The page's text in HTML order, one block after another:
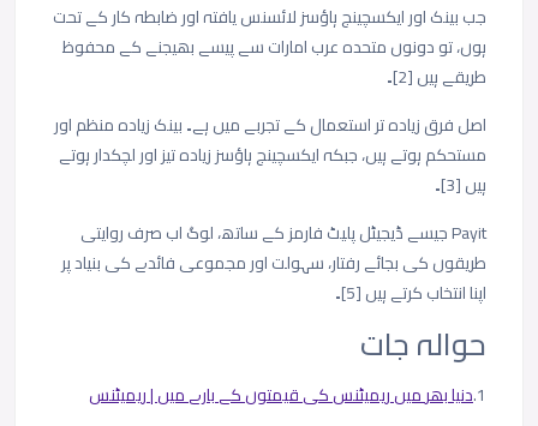
جببینکاورایکسچینجہاؤسزلائسنسیافتہاورضابطہکارکےتحت
ہوں،تودونوںمتحدہعرباماراتسےپیسےبھیجنےکےمحفوظ
طریقےہیں[2] ۔
اصلفرقزیادہتراستعمالکےتجربےمیںہے۔بینکزیادہمنظماور
مستحکمہوتےہیں،جبکہایکسچینجہاؤسززیادہتیزاورلچکدارہوتے
ہیں[3] ۔
Payitجیسےڈیجیٹلپلیٹفارمزکےساتھ،لوگابصرفروایتی
طریقوںکیبجائےرفتار،سہولتاورمجموعیفائدےکیبنیادپر
اپناانتخابکرتےہیں[5] ۔
حوالہ جات
1.دنیابھرمیںریمیٹنسکیقیمتوںکےبارےمیں|ریمیٹنس